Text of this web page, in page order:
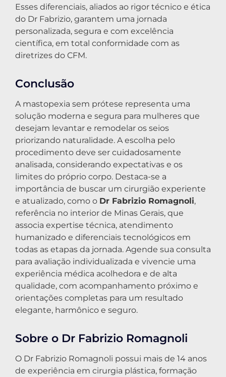
Esses diferenciais, aliados ao rigor técnico e ética
do Dr Fabrizio, garantem uma jornada
personalizada, segura e com excelência
científica, em total conformidade com as
diretrizes do CFM.
Conclusão
A mastopexia sem prótese representa uma
solução moderna e segura para mulheres que
desejam levantar e remodelar os seios
priorizando naturalidade. A escolha pelo
procedimento deve ser cuidadosamente
analisada, considerando expectativas e os
limites do próprio corpo. Destaca-se a
importância de buscar um cirurgião experiente
e atualizado, como o Dr Fabrizio Romagnoli,
referência no interior de Minas Gerais, que
associa expertise técnica, atendimento
humanizado e diferenciais tecnológicos em
todas as etapas da jornada. Agende sua consulta
para avaliação individualizada e vivencie uma
experiência médica acolhedora e de alta
qualidade, com acompanhamento próximo e
orientações completas para um resultado
elegante, harmônico e seguro.
Sobre o Dr Fabrizio Romagnoli
O Dr Fabrizio Romagnoli possui mais de 14 anos
de experiência em cirurgia plástica, formação